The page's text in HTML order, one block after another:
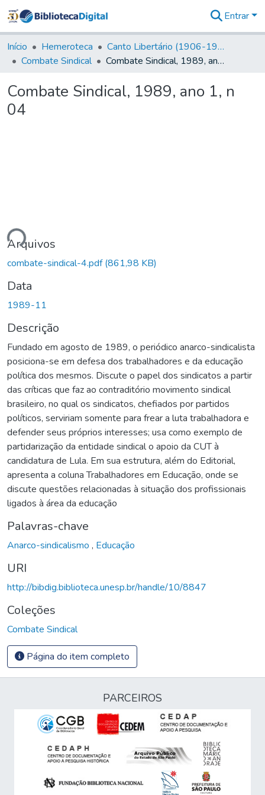
&
Coleções
Tudo na
Digital
Entrar
Início Hemeroteca
Canto Libertário (1906-1995)
Combate Sindical
Combate Sindical, 1989, ano 1, n 04
Combate Sindical, 1989, ano 1, n
04
Arquivos
combate-sindical-4.pdf(861,98 KB)
Data
1989-11
Descrição
Fundado em agosto de 1989, o periódico anarco-sindicalista
posiciona-se em defesa dos trabalhadores e da educação
política dos mesmos. Discute o papel dos sindicatos a partir
das críticas que faz ao contraditório movimento sindical
brasileiro, no qual os sindicatos, chefiados por partidos
políticos, serviriam somente para frear a luta trabalhadora e
defender seus próprios interesses; usa como exemplo de
partidarização da entidade sindical o apoio da CUT à
candidatura de Lula. Em sua estrutura, além do Editorial,
apresenta a coluna Trabalhadores em Educação, onde se
discute questões relacionadas à situação dos profissionais
ligados à área da educação
Palavras-chave
Anarco-sindicalismo , Educação
URI
http://bibdig.biblioteca.unesp.br/handle/10/8847
Coleções
Combate Sindical
Página do item completo
PARCEIROS